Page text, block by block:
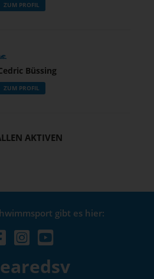
ZUM PROFIL
Büssing
ZUM PROFIL
AKTIVEN
gibt es hier: